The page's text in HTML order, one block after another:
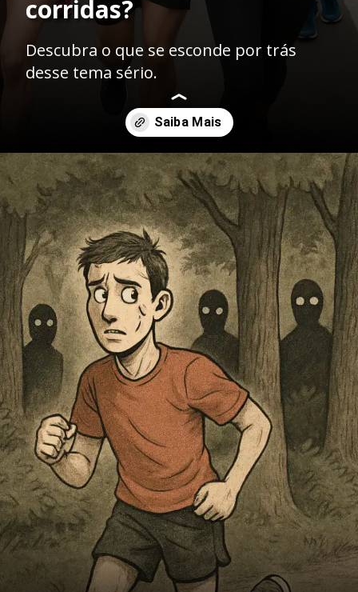
corridas?
Descubra o que se esconde por trás
desse tema sério.
Opening https://ademilsoncs.adv.br/assedio-em-aplicativos-de-corrida-o-que-e-e-como-se-proteger-legalmente/